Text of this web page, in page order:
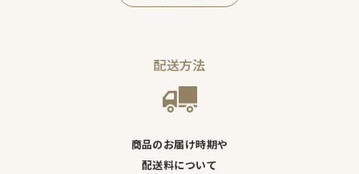
配送方法
商品のお届け時期や
配送料について